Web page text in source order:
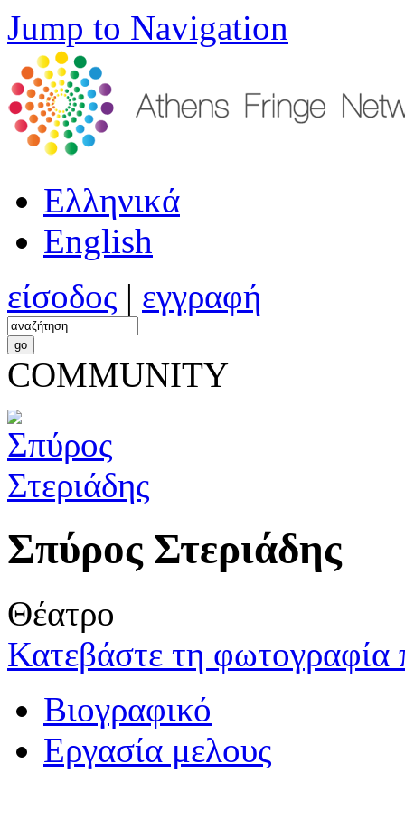
Jump to Navigation
Ελληνικά
English
είσοδος | εγγραφή
COMMUNITY
Σπύρος Στεριάδης
Θέατρο
Κατεβάστε τη φωτογραφία
Βιογραφικό
Εργασία μελους